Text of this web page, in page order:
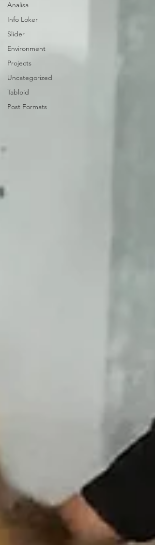
Analisa
Info Loker
Slider
Environment
Projects
Uncategorized
Tabloid
Post Formats